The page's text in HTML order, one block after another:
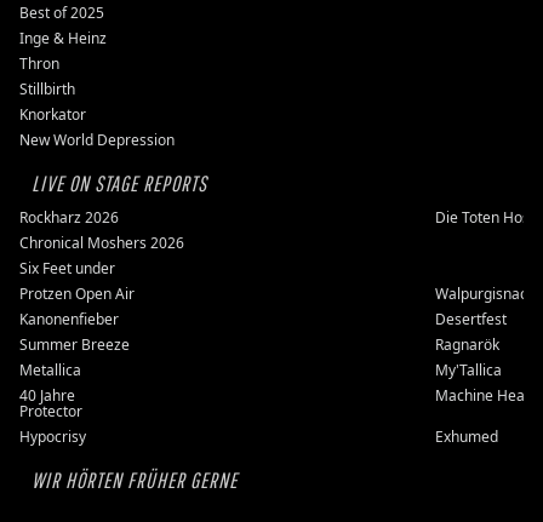
Best of 2025
Inge & Heinz
Thron
Stillbirth
Knorkator
New World Depression
LIVE ON STAGE REPORTS
Rockharz 2026
Die Toten
Chronical Moshers 2026
Six Feet under
Protzen Open Air
Walpurgisnacht
Kanonenfieber
Desertfest
Summer Breeze
Ragnarök
Metallica
My'Tallica
40 Jahre
Protector
Machine Head
Hypocrisy
Exhumed
WIR HÖRTEN FRÜHER GERNE